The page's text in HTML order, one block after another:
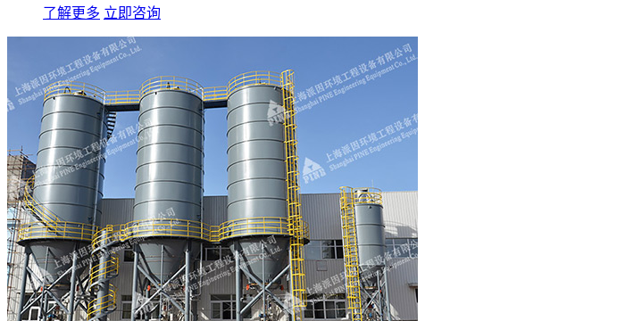
了解更多 立即咨询